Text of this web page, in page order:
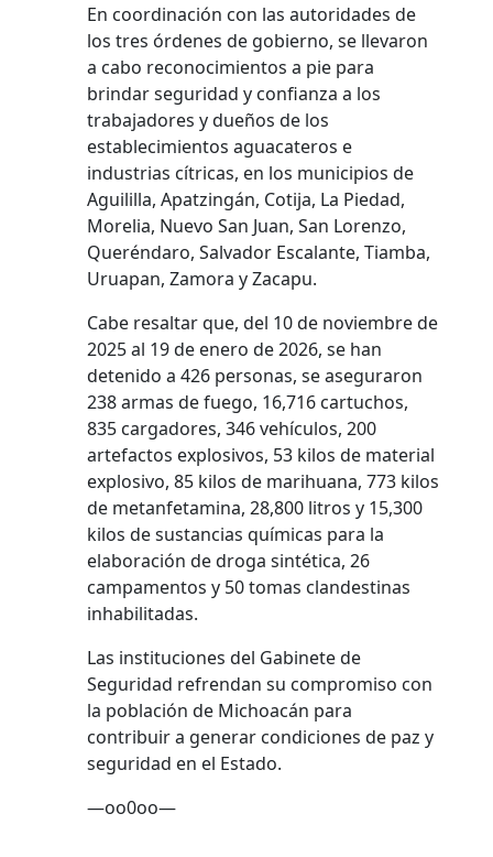
En coordinación con las autoridades de
los tres órdenes de gobierno, se llevaron
a cabo reconocimientos a pie para
brindar seguridad y confianza a los
trabajadores y dueños de los
establecimientos aguacateros e
industrias cítricas, en los municipios de
Aguililla, Apatzingán, Cotija, La Piedad,
Morelia, Nuevo San Juan, San Lorenzo,
Queréndaro, Salvador Escalante, Tiamba,
Uruapan, Zamora y Zacapu.
Cabe resaltar que, del 10 de noviembre de
2025 al 19 de enero de 2026, se han
detenido a 426 personas, se aseguraron
238 armas de fuego, 16,716 cartuchos,
835 cargadores, 346 vehículos, 200
artefactos explosivos, 53 kilos de material
explosivo, 85 kilos de marihuana, 773 kilos
de metanfetamina, 28,800 litros y 15,300
kilos de sustancias químicas para la
elaboración de droga sintética, 26
campamentos y 50 tomas clandestinas
inhabilitadas.
Las instituciones del Gabinete de
Seguridad refrendan su compromiso con
la población de Michoacán para
contribuir a generar condiciones de paz y
seguridad en el Estado.
—oo0oo—